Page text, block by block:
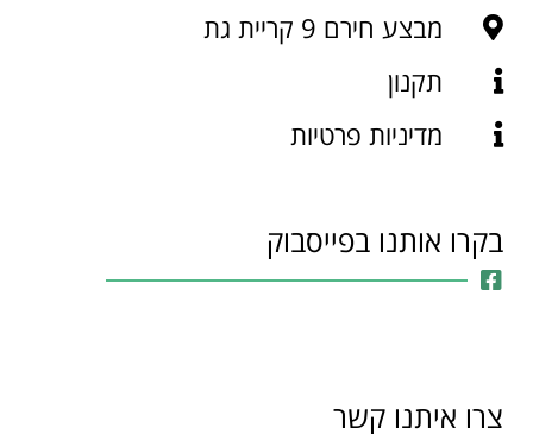
מבצע חירם 9 קריית גת
תקנון
מדיניות פרטיות
בקרו אותנו בפייסבוק
צרו איתנו קשר